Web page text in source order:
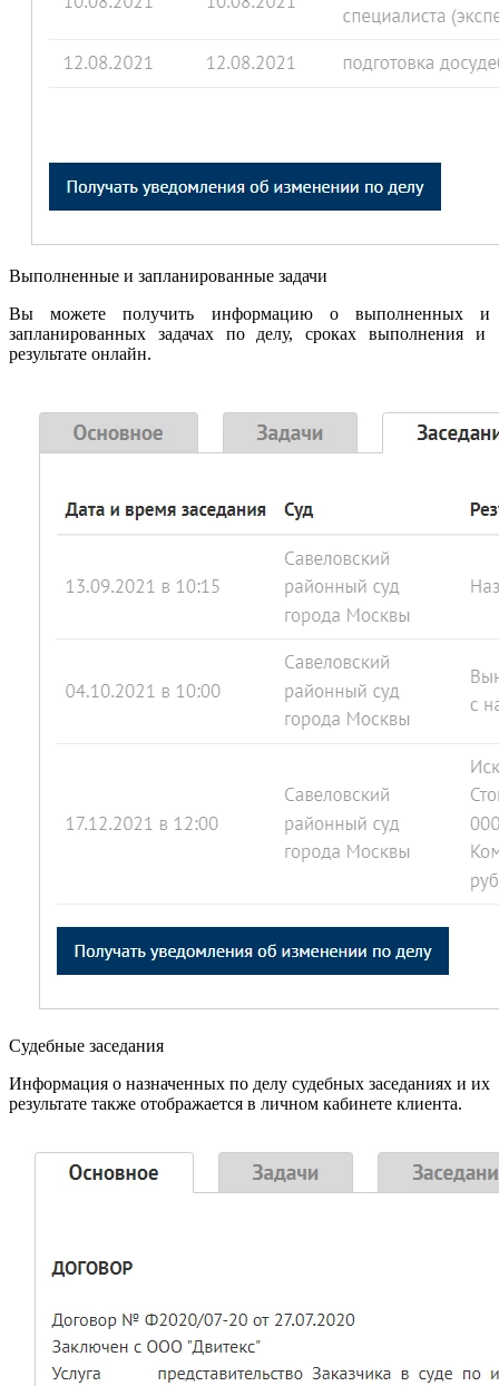
Выполненные и запланированные задачи
Вы можете получить информацию о выполненных и
запланированных задачах по делу, сроках выполнения и
результате онлайн.
Судебные заседания
Информация о назначенных по делу судебных заседаниях и их
результате также отображается в личном кабинете клиента.